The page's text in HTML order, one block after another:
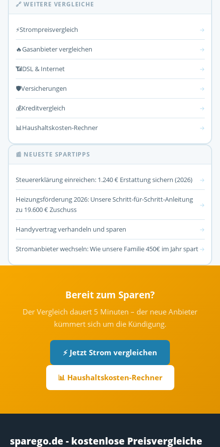
🔗 WEITERE VERGLEICHE
⚡Strompreisvergleich →
🔥Gasanbieter vergleichen →
📶DSL & Internet →
🛡️Versicherungen →
💰Kreditvergleich →
📊Haushaltskosten-Rechner →
📰 NEUESTE SPARTIPPS
Steuererklärung einreichen: 1.240 € Erstattung sichern (2026) →
Heizungsförderung 2026: Unsere Schritt-für-Schritt-Anleitung
zu 19.600 € Zuschuss
→
Handyvertrag verhandeln und sparen →
Stromanbieter wechseln: Wie unsere Familie 450€ im Jahr spart →
Bereit zum Sparen?
Der Vergleich dauert 5 Minuten – der neue Anbieter
kümmert sich um die Kündigung.
⚡ Jetzt Strom vergleichen
📊 Haushaltskosten-Rechner
sparego.de - kostenlose Preisvergleiche